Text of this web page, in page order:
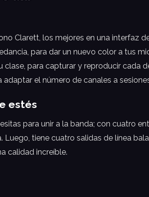
Clarett, los mejores en una interfaz
para dar un nuevo color a tus
clase, para capturar y reproducir cada
adaptar el número de canales a
estés
para unir a la banda; con cuatro
tiene cuatro salidas de línea
calidad increíble.